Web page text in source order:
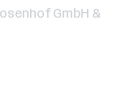
GmbH &